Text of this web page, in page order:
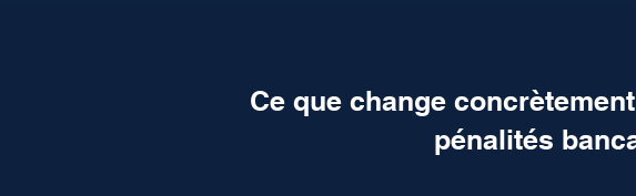
Ce que change
pénalités